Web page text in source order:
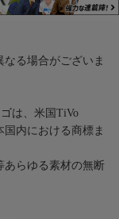
る場合がございま
は、米国TiVo
内における商標ま
あらゆる素材の無断